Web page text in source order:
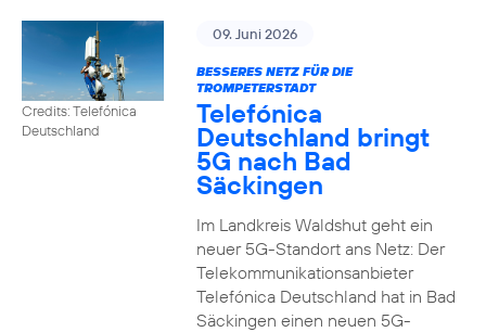
Credits: Telefónica
Deutschland
09. Juni 2026
BESSERES NETZ FÜR DIE
TROMPETERSTADT
Telefónica
Deutschland bringt
5G nach Bad
Säckingen
Im Landkreis Waldshut geht ein
neuer 5G-Standort ans Netz: Der
Telekommunikationsanbieter
Telefónica Deutschland hat in Bad
Säckingen einen neuen 5G-